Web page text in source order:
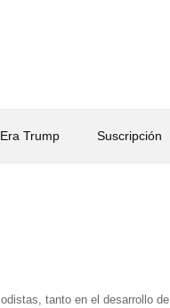
Trump Suscripción
tanto en el desarrollo